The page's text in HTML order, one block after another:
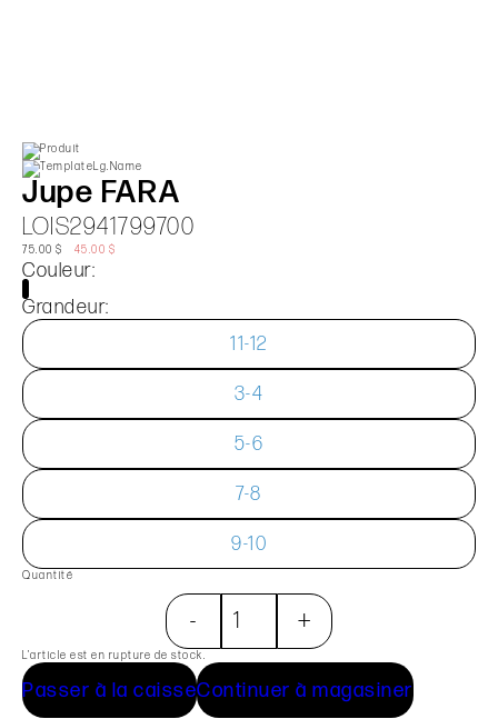
Jupe FARA
LOIS2941799700
75.00 $ 45.00 $
Couleur:
Grandeur:
11-12
3-4
5-6
7-8
9-10
Quantité
- +
L’article est en rupture de stock.
Passer à la caisseContinuer à magasiner